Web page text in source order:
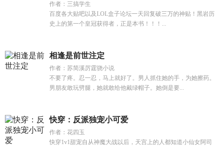
作者：三搞学生
百度各大贴吧以及LOL盒子论坛一天回复破三万的神贴！黑岩历
史上的第一个皇冠获得者，正是本书！！！...
相逢是前世注定
作者：苏简溪厉霆骁小说
不要了疼。忍一忍，马上就好了。男人抓住她的手，为她擦药。
男朋友敢玩劈腿，她就敢给他戴绿帽子。她倒是要...
快穿：反派独宠小可爱
作者：花四玉
快穿1v1甜宠自从神魔大战以后，天宫上的人都知道小仙女阿司